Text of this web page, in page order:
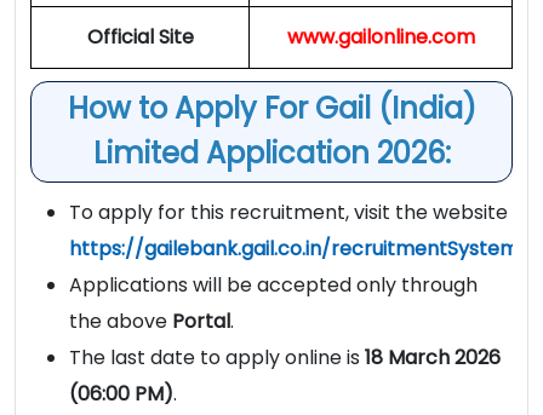
Official Site www.gailonline.com
How to Apply For Gail (India)
Limited Application 2026:
To apply for this recruitment, visit the website
https://gailebank.gail.co.in/recruitmentSystem/
Applications will be accepted only through
the above Portal.
The last date to apply online is 18 March 2026
(06:00 PM).